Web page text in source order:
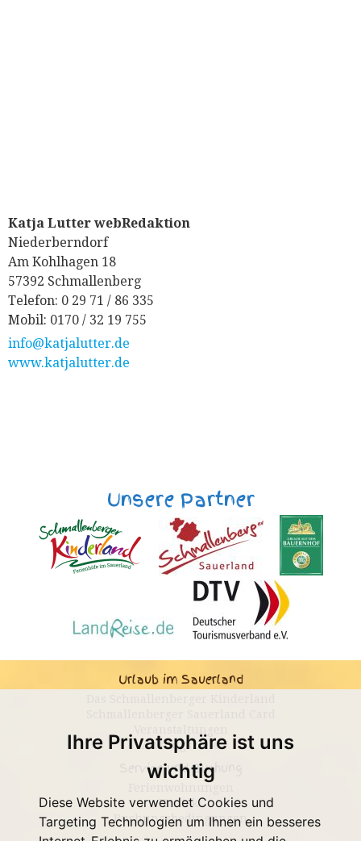
Ihre Privatsphäre ist uns
wichtig
Diese Website verwendet Cookies und
Targeting Technologien um Ihnen ein besseres
Katja Lutter webRedaktion
Niederberndorf
Am Kohlhagen 18
57392 Schmallenberg
Telefon: 0 29 71 / 86 335
Mobil: 0170 / 32 19 755
info@katjalutter.de
www.katjalutter.de
Unsere Partner
Urlaub im Sauerland
Ausflugsziele
Service und Buchung
Kontakt
Buchungsbedingungen